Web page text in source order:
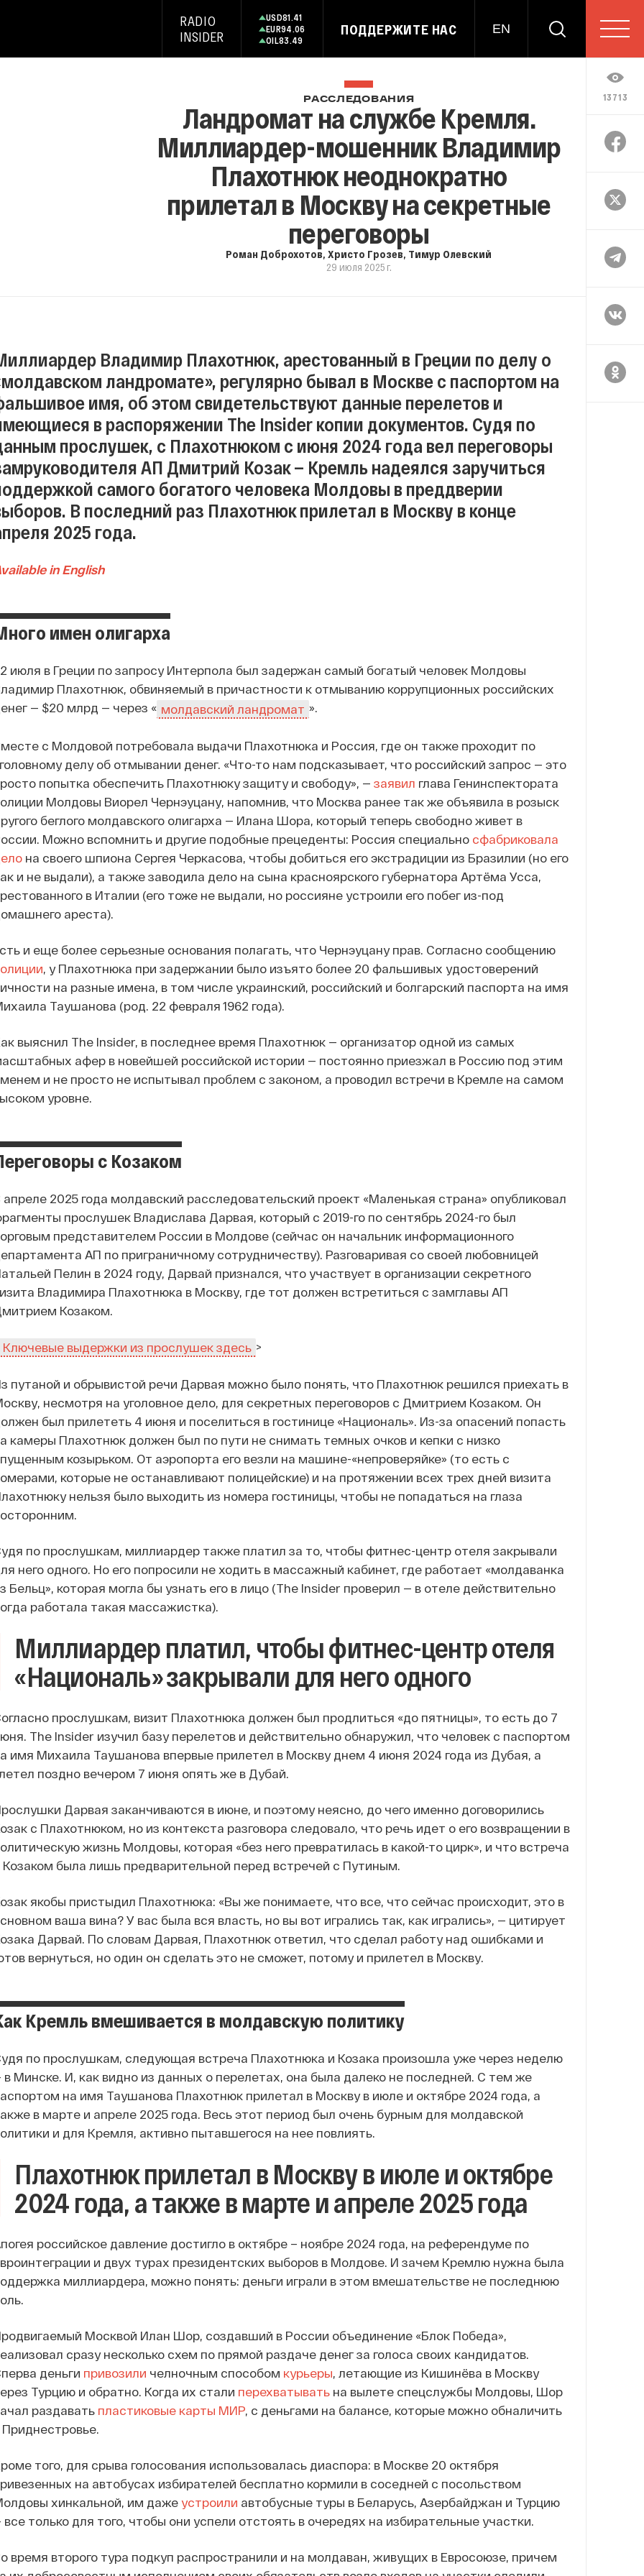
RADIO
INSIDER
USD81.41
EUR94.06
OIL83.49
ПОДДЕРЖИТЕ НАС EN
13713
РАССЛЕДОВАНИЯ
Ландромат на службе Кремля.
Миллиардер-мошенник Владимир
Плахотнюк неоднократно
прилетал в Москву на секретные
переговоры
Роман Доброхотов,Христо Грозев, Тимур Олевский
29 июля 2025 г.
Владимир Плахотнюк, арестованный в Греции по делу о
ландромате», регулярно бывал в Москве с паспортом на
имя, об этом свидетельствуют данные перелетов и
в распоряжении The Insider копии документов. Судя по
прослушек, с Плахотнюком с июня 2024 года вел переговоры
АП Дмитрий Козак — Кремль надеялся заручиться
самого богатого человека Молдовы в преддверии
В последний раз Плахотнюк прилетал в Москву в конце
2025 года.
in English
имен олигарха
июля в Греции по запросу Интерпола был задержан самый богатый человек Молдовы
Плахотнюк, обвиняемый в причастности к отмыванию коррупционных российских
— $20 млрд — через « молдавский ландромат ».
с Молдовой потребовала выдачи Плахотнюка и Россия, где он также проходит по
делу об отмывании денег. «Что-то нам подсказывает, что российский запрос — это
попытка обеспечить Плахотнюку защиту и свободу», —заявил глава Генинспектората
Молдовы Виорел Чернэуцану, напомнив, что Москва ранее так же объявила в розыск
беглого молдавского олигарха — Илана Шора, который теперь свободно живет в
Можно вспомнить и другие подобные прецеденты: Россия специально сфабриковала
на своего шпиона Сергея Черкасова, чтобы добиться его экстрадиции из Бразилии (но его
и не выдали), а также заводила дело на сына красноярского губернатора Артёма Усса,
в Италии (его тоже не выдали, но россияне устроили его побег из-под
ареста).
и еще более серьезные основания полагать, что Чернэуцану прав. Согласно сообщению
, у Плахотнюка при задержании было изъято более 20 фальшивых удостоверений
на разные имена, в том числе украинский, российский и болгарский паспорта на имя
Таушанова (род. 22 февраля 1962 года).
выяснил The Insider, в последнее время Плахотнюк — организатор одной из самых
афер в новейшей российской истории — постоянно приезжал в Россию под этим
и не просто не испытывал проблем с законом, а проводил встречи в Кремле на самом
уровне.
с Козаком
апреле 2025 года молдавский расследовательский проект «Маленькая страна» опубликовал
прослушек Владислава Дарвая, который с 2019-го по сентябрь 2024-го был
представителем России в Молдове (сейчас он начальник информационного
АП по приграничному сотрудничеству). Разговаривая со своей любовницей
Пелин в 2024 году, Дарвай признался, что участвует в организации секретного
Владимира Плахотнюка в Москву, где тот должен встретиться с замглавы АП
Козаком.
Ключевые выдержки из прослушек здесь >
путаной и обрывистой речи Дарвая можно было понять, что Плахотнюк решился приехать в
несмотря на уголовное дело, для секретных переговоров с Дмитрием Козаком. Он
был прилететь 4 июня и поселиться в гостинице «Националь». Из-за опасений попасть
камеры Плахотнюк должен был по пути не снимать темных очков и кепки с низко
козырьком. От аэропорта его везли на машине-«непроверяйке» (то есть с
которые не останавливают полицейские) и на протяжении всех трех дней визита
нельзя было выходить из номера гостиницы, чтобы не попадаться на глаза
по прослушкам, миллиардер также платил за то, чтобы фитнес-центр отеля закрывали
него одного. Но его попросили не ходить в массажный кабинет, где работает «молдаванка
Бельц», которая могла бы узнать его в лицо (The Insider проверил — в отеле действительно
работала такая массажистка).
Миллиардер платил, чтобы фитнес-центр отеля
«Националь» закрывали для него одного
прослушкам, визит Плахотнюка должен был продлиться «до пятницы», то есть до 7
The Insider изучил базу перелетов и действительно обнаружил, что человек с паспортом
имя Михаила Таушанова впервые прилетел в Москву днем 4 июня 2024 года из Дубая, а
поздно вечером 7 июня опять же в Дубай.
Дарвая заканчиваются в июне, и поэтому неясно, до чего именно договорились
с Плахотнюком, но из контекста разговора следовало, что речь идет о его возвращении в
жизнь Молдовы, которая «без него превратилась в какой-то цирк», и что встреча
Козаком была лишь предварительной перед встречей с Путиным.
якобы пристыдил Плахотнюка: «Вы же понимаете, что все, что сейчас происходит, это в
ваша вина? У вас была вся власть, но вы вот игрались так, как игрались», — цитирует
Дарвай. По словам Дарвая, Плахотнюк ответил, что сделал работу над ошибками и
вернуться, но один он сделать это не сможет, потому и прилетел в Москву.
Кремль вмешивается в молдавскую политику
по прослушкам, следующая встреча Плахотнюка и Козака произошла уже через неделю
в Минске. И, как видно из данных о перелетах, она была далеко не последней. С тем же
на имя Таушанова Плахотнюк прилетал в Москву в июле и октябре 2024 года, а
в марте и апреле 2025 года. Весь этот период был очень бурным для молдавской
и для Кремля, активно пытавшегося на нее повлиять.
Плахотнюк прилетал в Москву в июле и октябре
2024 года, а также в марте и апреле 2025 года
российское давление достигло в октябре – ноябре 2024 года, на референдуме по
и двух турах президентских выборов в Молдове. И зачем Кремлю нужна была
миллиардера, можно понять: деньги играли в этом вмешательстве не последнюю
Москвой Илан Шор, создавший в России объединение «Блок Победа»,
сразу несколько схем по прямой раздаче денег за голоса своих кандидатов.
деньги привозили челночным способом курьеры, летающие из Кишинёва в Москву
Турцию и обратно. Когда их стали перехватывать на вылете спецслужбы Молдовы, Шор
раздавать пластиковые карты МИР, с деньгами на балансе, которые можно обналичить
Приднестровье.
того, для срыва голосования использовалась диаспора: в Москве 20 октября
на автобусах избирателей бесплатно кормили в соседней с посольством
хинкальной, им даже устроили автобусные туры в Беларусь, Азербайджан и Турцию
все только для того, чтобы они успели отстоять в очередях на избирательные участки.
время второго тура подкуп распространили и на молдаван, живущих в Евросоюзе, причем